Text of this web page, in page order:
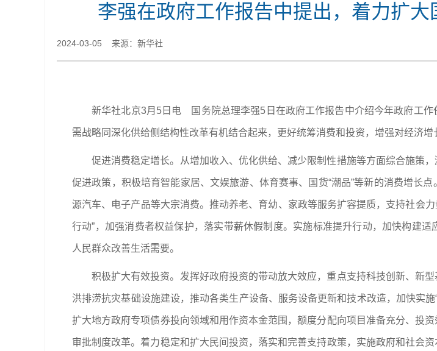
李强在政府工作报告中提出，着力扩
2024-03-05 来源：新华社
新华社北京3月5日电 国务院总理李强5日在政府工作报告中介绍今年政府工
需战略同深化供给侧结构性改革有机结合起来，更好统筹消费和投资，增强对经济增
促进消费稳定增长。从增加收入、优化供给、减少限制性措施等方面综合施策
促进政策，积极培育智能家居、文娱旅游、体育赛事、国货“潮品”等新的消费增长
源汽车、电子产品等大宗消费。推动养老、育幼、家政等服务扩容提质，支持社会
行动”，加强消费者权益保护，落实带薪休假制度。实施标准提升行动，加快构建
人民群众改善生活需要。
积极扩大有效投资。发挥好政府投资的带动放大效应，重点支持科技创新、新
洪排涝抗灾基础设施建设，推动各类生产设备、服务设备更新和技术改造，加快实
扩大地方政府专项债券投向领域和用作资本金范围，额度分配向项目准备充分、投
审批制度改革。着力稳定和扩大民间投资，落实和完善支持政策，实施政府和社会